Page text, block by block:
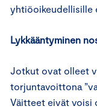
yhtiöoikeudellisille
Lykkääntyminen
Jotkut ovat olleet
torjuntavoittona
Väitteet eivät voisi